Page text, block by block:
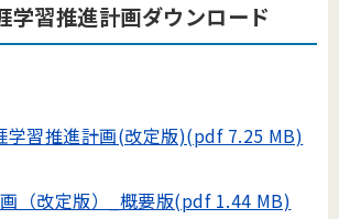
学習推進計画ダウンロード
学習推進計画(改定版)(pdf 7.25 MB)
（改定版）_概要版(pdf 1.44 MB)